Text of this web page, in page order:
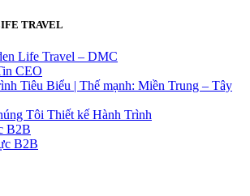
TRAVEL
Life Travel – DMC
CEO
Tiêu Biểu | Thế mạnh: Miền Trung – Tây
Tôi Thiết kế Hành Trình
B2B
B2B